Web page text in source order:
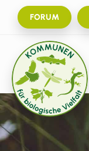
FORUM